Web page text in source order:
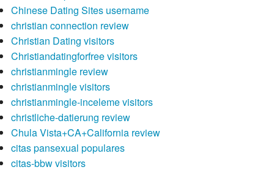
Chinese Dating Sites username
christian connection review
Christian Dating visitors
Christiandatingforfree visitors
christianmingle review
christianmingle visitors
christianmingle-inceleme visitors
christliche-datierung review
Chula Vista+CA+California review
citas pansexual populares
citas-bbw visitors